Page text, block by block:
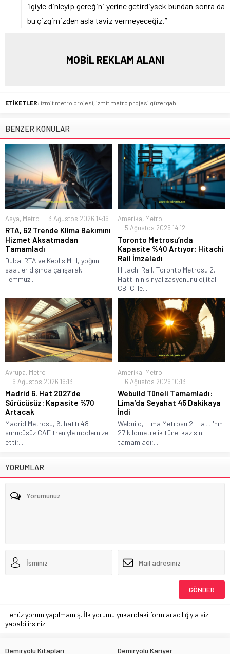
ilgiyle dinleyip gereğini yerine getirdiysek bundan sonra da
bu çizgimizden asla taviz vermeyeceğiz.”
MOBİL REKLAM ALANI
ETİKETLER: izmit metro projesi, izmit metro projesi güzergahı
BENZER KONULAR
Asya, Metro 3 Ağustos 2026 14:16
RTA, 62 Trende Klima Bakımını
Hizmet Aksatmadan
Tamamladı
Dubai RTA ve Keolis MHI, yoğun
saatler dışında çalışarak
Temmuz...
Amerika, Metro
5 Ağustos 2026 14:12
Toronto Metrosu’nda
Kapasite %40 Artıyor: Hitachi
Rail İmzaladı
Hitachi Rail, Toronto Metrosu 2.
Hattı'nın sinyalizasyonunu dijital
CBTC ile...
Avrupa, Metro
6 Ağustos 2026 16:13
Madrid 6. Hat 2027’de
Sürücüsüz: Kapasite %70
Artacak
Madrid Metrosu, 6. hattı 48
sürücüsüz CAF treniyle modernize
etti;...
Amerika, Metro
6 Ağustos 2026 10:13
Webuild Tüneli Tamamladı:
Lima’da Seyahat 45 Dakikaya
İndi
Webuild, Lima Metrosu 2. Hattı'nın
27 kilometrelik tünel kazısını
tamamladı;...
YORUMLAR
Henüz yorum yapılmamış. İlk yorumu yukarıdaki form aracılığıyla siz
yapabilirsiniz.
Demiryolu Kitapları Demiryolu Kariyer